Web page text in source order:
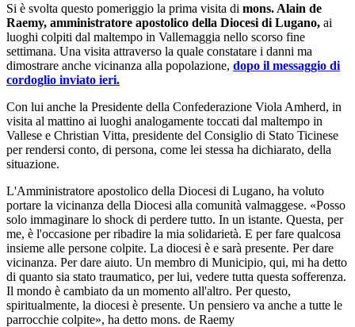
Si è svolta questo pomeriggio la prima visita di mons. Alain de
Raemy, amministratore apostolico della Diocesi di Lugano, ai
luoghi colpiti dal maltempo in Vallemaggia nello scorso fine
settimana. Una visita attraverso la quale constatare i danni ma
dimostrare anche vicinanza alla popolazione, dopo il messaggio di
cordoglio inviato ieri.
Con lui anche la Presidente della Confederazione Viola Amherd, in
visita al mattino ai luoghi analogamente toccati dal maltempo in
Vallese e Christian Vitta, presidente del Consiglio di Stato Ticinese
per rendersi conto, di persona, come lei stessa ha dichiarato, della
situazione.
L'Amministratore apostolico della Diocesi di Lugano, ha voluto
portare la vicinanza della Diocesi alla comunità valmaggese. «Posso
solo immaginare lo shock di perdere tutto. In un istante. Questa, per
me, è l'occasione per ribadire la mia solidarietà. E per fare qualcosa
insieme alle persone colpite. La diocesi è e sarà presente. Per dare
vicinanza. Per dare aiuto. Un membro di Municipio, qui, mi ha detto
di quanto sia stato traumatico, per lui, vedere tutta questa sofferenza.
Il mondo è cambiato da un momento all'altro. Per questo,
spiritualmente, la diocesi è presente. Un pensiero va anche a tutte le
parrocchie colpite», ha detto mons. de Raemy